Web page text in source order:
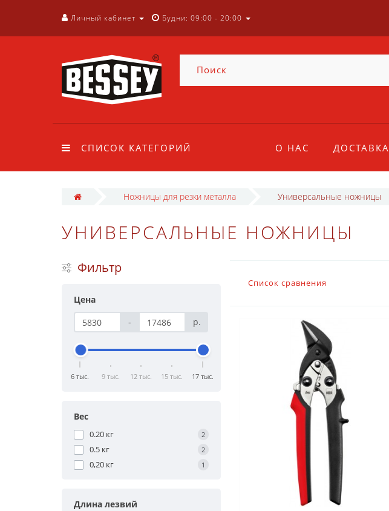
Личный кабинет Будни: 09:00 - 20:00
СПИСОК КАТЕГОРИЙ О НАС ДОСТАВКА
Ножницы для резки металла Универсальные ножницы
УНИВЕРСАЛЬНЫЕ НОЖНИЦЫ
Фильтр
Цена
-
р.
6 тыс. 9 тыс. 12 тыс. 15 тыс. 17 тыс.
Вес
0.20 кг 2
0.5 кг 2
0,20 кг 1
Длина лезвий
Список сравнения